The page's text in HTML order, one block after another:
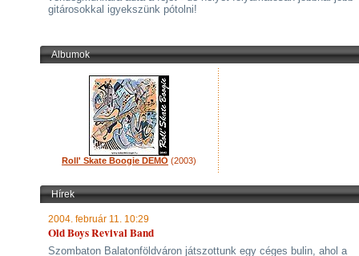
gitárosokkal igyekszünk pótolni!
Albumok
Roll' Skate Boogie DEMÓ (2003)
Hírek
2004. február 11. 10:29
Old Boys Revival Band
Szombaton Balatonföldváron játszottunk egy céges bulin, ahol a